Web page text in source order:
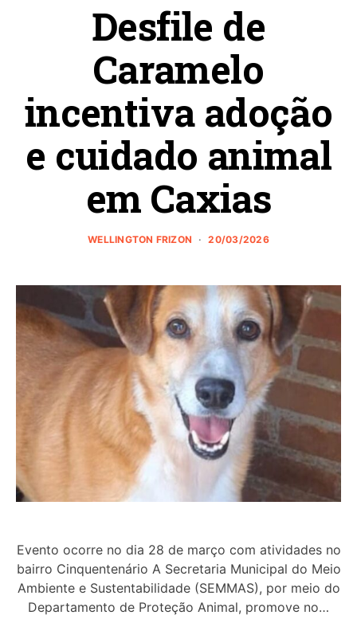
Desfile de
Caramelo
incentiva adoção
e cuidado animal
em Caxias
WELLINGTON FRIZON 20/03/2026
Evento ocorre no dia 28 de março com atividades no
bairro Cinquentenário A Secretaria Municipal do Meio
Ambiente e Sustentabilidade (SEMMAS), por meio do
Departamento de Proteção Animal, promove no…